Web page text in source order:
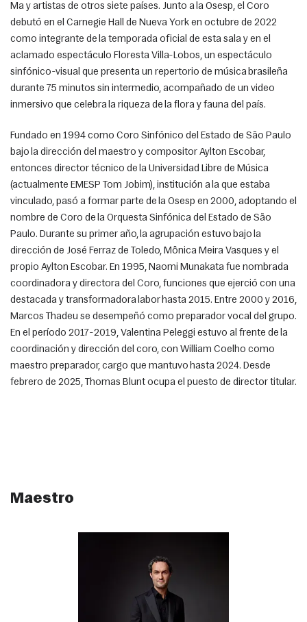
Ma y artistas de otros siete países. Junto a la Osesp, el Coro
debutó en el Carnegie Hall de Nueva York en octubre de 2022
como integrante de la temporada oficial de esta sala y en el
aclamado espectáculo Floresta Villa-Lobos, un espectáculo
sinfónico-visual que presenta un repertorio de música brasileña
durante 75 minutos sin intermedio, acompañado de un video
inmersivo que celebra la riqueza de la flora y fauna del país.
Fundado en 1994 como Coro Sinfónico del Estado de São Paulo
bajo la dirección del maestro y compositor Aylton Escobar,
entonces director técnico de la Universidad Libre de Música
(actualmente EMESP Tom Jobim), institución a la que estaba
vinculado, pasó a formar parte de la Osesp en 2000, adoptando el
nombre de Coro de la Orquesta Sinfónica del Estado de São
Paulo. Durante su primer año, la agrupación estuvo bajo la
dirección de José Ferraz de Toledo, Mônica Meira Vasques y el
propio Aylton Escobar. En 1995, Naomi Munakata fue nombrada
coordinadora y directora del Coro, funciones que ejerció con una
destacada y transformadora labor hasta 2015. Entre 2000 y 2016,
Marcos Thadeu se desempeñó como preparador vocal del grupo.
En el período 2017-2019, Valentina Peleggi estuvo al frente de la
coordinación y dirección del coro, con William Coelho como
maestro preparador, cargo que mantuvo hasta 2024. Desde
febrero de 2025, Thomas Blunt ocupa el puesto de director titular.
Maestro